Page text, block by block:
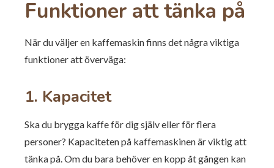
Funktioner att tänka på
När du väljer en kaffemaskin finns det några viktiga
funktioner att överväga:
1. Kapacitet
Ska du brygga kaffe för dig själv eller för flera
personer? Kapaciteten på kaffemaskinen är viktig att
tänka på. Om du bara behöver en kopp åt gången kan